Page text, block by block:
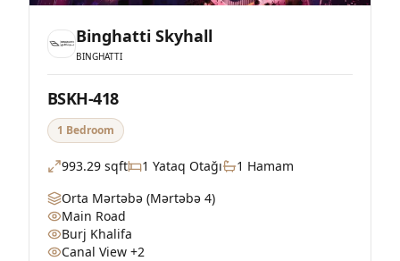
Binghatti Skyhall
BINGHATTI
BSKH-418
1 Bedroom
993.29 sqft 1 Yataq Otağı 1 Hamam
Orta Mərtəbə (Mərtəbə 4)
Main Road
Burj Khalifa
Canal View +2